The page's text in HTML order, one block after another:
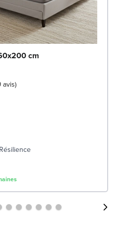
cm
avis